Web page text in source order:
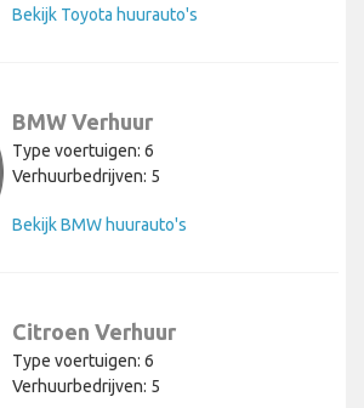
Bekijk Toyota huurauto's
BMW Verhuur
Type voertuigen: 6
Verhuurbedrijven: 5
Bekijk BMW huurauto's
Citroen Verhuur
Type voertuigen: 6
Verhuurbedrijven: 5